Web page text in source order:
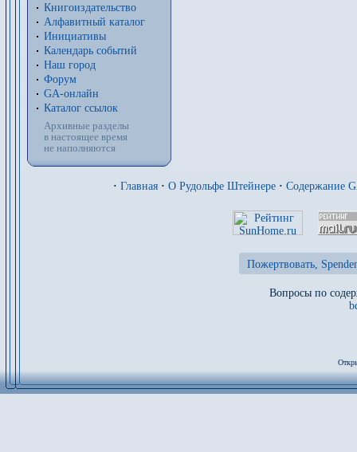
Книгоиздательство
Алфавитный каталог
Инициативы
Календарь событий
Наш город
Форум
GA-онлайн
Каталог ссылок
Архивные разделы
в настоящее время
не наполняются
· Главная · О Рудольфе Штейнере · Содержание
Пожертвовать,
Вопросы по